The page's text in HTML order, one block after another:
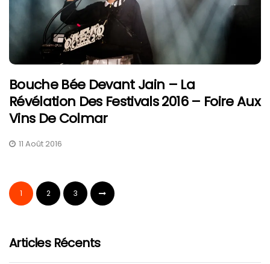
Bouche Bée Devant Jain – La
Révélation Des Festivals 2016 – Foire Aux
Vins De Colmar
11 Août 2016
1 2 3
Articles Récents